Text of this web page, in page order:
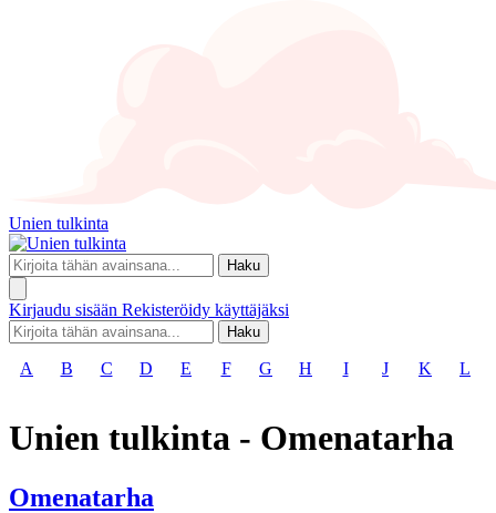
Unien tulkinta
Haku
Kirjaudu sisään Rekisteröidy käyttäjäksi
Haku
A B C D E F G H I J K L
Unien tulkinta - Omenatarha
Omenatarha